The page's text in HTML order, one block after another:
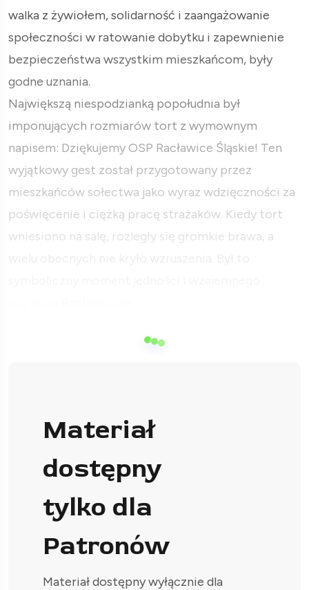
walka z żywiołem, solidarność i zaangażowanie
społeczności w ratowanie dobytku i zapewnienie
bezpieczeństwa wszystkim mieszkańcom, były
godne uznania.
Największą niespodzianką popołudnia był
imponujących rozmiarów tort z wymownym
napisem: Dziękujemy OSP Racławice Śląskie! Ten
wyjątkowy gest został przygotowany przez
mieszkańców sołectwa jako wyraz wdzięczności za
poświęcenie i ciężką pracę strażaków. Kiedy tort
wniesiono na salę, rozległy się gromkie brawa, a
Materiał
dostępny
tylko dla
Patronów
Materiał dostępny wyłącznie dla